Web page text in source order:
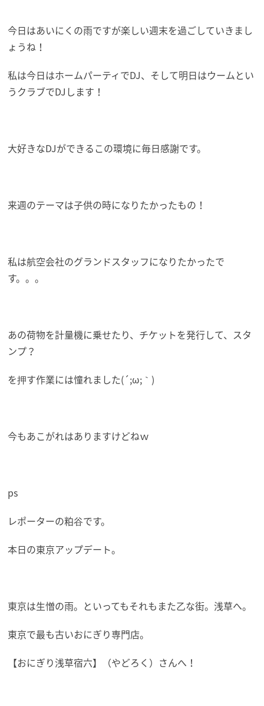
今日はあいにくの雨ですが楽しい週末を過ごしていきまし
ょうね！
私は今日はホームパーティでDJ、そして明日はウームとい
うクラブでDJします！
大好きなDJができるこの環境に毎日感謝です。
来週のテーマは子供の時になりたかったもの！
私は航空会社のグランドスタッフになりたかったで
す。。。
あの荷物を計量機に乗せたり、チケットを発行して、スタ
ンプ？
を押す作業には憧れました(´;ω;｀)
今もあこがれはありますけどねｗ
ps
レポーターの粕谷です。
本日の東京アップデート。
東京は生憎の雨。といってもそれもまた乙な街。浅草へ。
東京で最も古いおにぎり専門店。
【おにぎり浅草宿六】（やどろく）さんへ！